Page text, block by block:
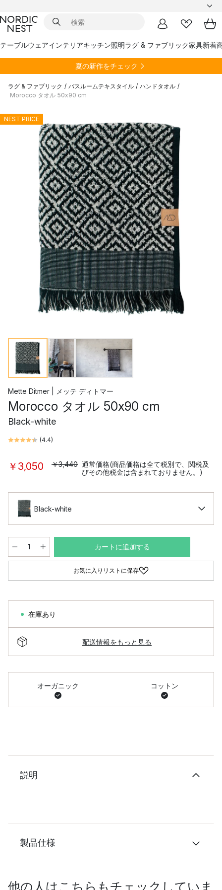
テーブルウェアインテリアキッチン照明ラグ & ファブリック家具新着
夏の新作をチェック
ラグ & ファブリック / バスルームテキスタイル / ハンドタオル /
Morocco タオル 50x90 cm
NEST PRICE
Mette Ditmer | メッテ ディトマー
Morocco タオル 50x90 cm
Black-white
(4.4)
￥3,050 ￥3,440 通常価格(商品価格は全て税別で、関税及
びその他税金は含まれておりません。)
Black-white
カートに追加する
お気に入りリストに保存
在庫あり
配送情報をもっと見る
オーガニック コットン
説明
製品仕様
他の人はこちらもチェックしていま